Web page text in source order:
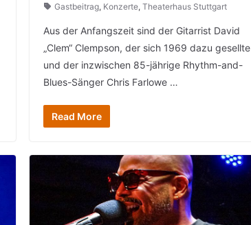
Gastbeitrag, Konzerte, Theaterhaus Stuttgart
Aus der Anfangszeit sind der Gitarrist David
„Clem“ Clempson, der sich 1969 dazu gesellte
und der inzwischen 85-jährige Rhythm-and-
Blues-Sänger Chris Farlowe …
Read More